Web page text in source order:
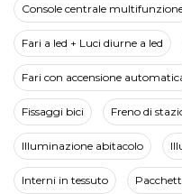
Console centrale
Fari a led + Luci diurne a led
Fari con accensione
Fissaggi bici Freno di
Illuminazione abitacolo
Interni in tessuto